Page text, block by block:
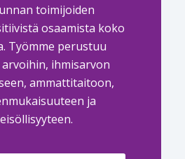
toimijoiden
osaamista koko
Työmme perustuu
ihmisarvon
ammattitaitoon,
ja